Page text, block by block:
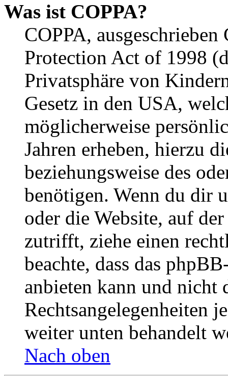
Was ist COPPA?
COPPA,
Protection Act of 1998
Privatsphäre von
Gesetz in den USA,
möglicherweise
Jahren erheben, hierzu
beziehungsweise des
benötigen. Wenn du dir
oder die Website, auf
zutrifft, ziehe einen
beachte, dass das
anbieten kann und nicht
Rechtsangelegenheiten
weiter unten behandelt
Nach oben